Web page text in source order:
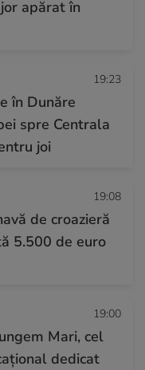
apărat în
19:23
în Dunăre
spre Centrala
joi
19:08
de croazieră
5.500 de euro
19:00
Mari, cel
dedicat